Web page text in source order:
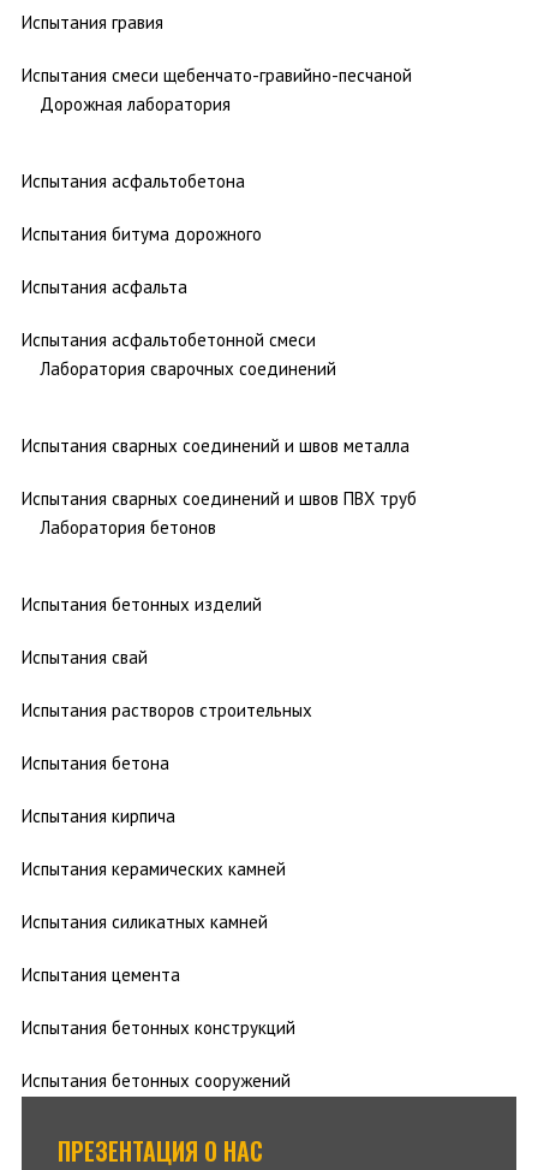
Испытания гравия
Испытания смеси щебенчато-гравийно-песчаной
Дорожная лаборатория
Испытания асфальтобетона
Испытания битума дорожного
Испытания асфальта
Испытания асфальтобетонной смеси
Лаборатория сварочных соединений
Испытания сварных соединений и швов металла
Испытания сварных соединений и швов ПВХ труб
Лаборатория бетонов
Испытания бетонных изделий
Испытания свай
Испытания растворов строительных
Испытания бетона
Испытания кирпича
Испытания керамических камней
Испытания силикатных камней
Испытания цемента
Испытания бетонных конструкций
Испытания бетонных сооружений
ПРЕЗЕНТАЦИЯ О НАС